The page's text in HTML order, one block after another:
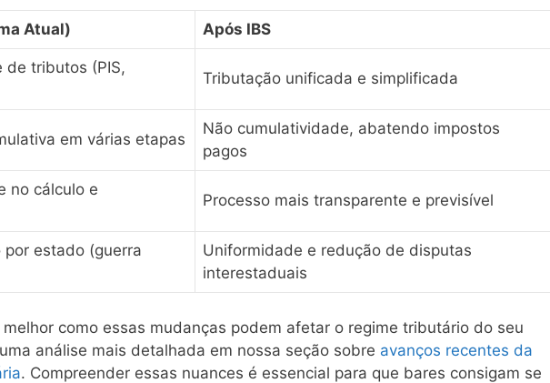
Atual) Após IBS
de tributos (PIS,
Tributação unificada e simplificada
em várias etapas
Não cumulatividade, abatendo impostos
pagos
no cálculo e
Processo mais transparente e previsível
por estado (guerra
Uniformidade e redução de disputas
interestaduais
como essas mudanças podem afetar o regime tributário do seu
análise mais detalhada em nossa seção sobre avanços recentes da
. Compreender essas nuances é essencial para que bares consigam se